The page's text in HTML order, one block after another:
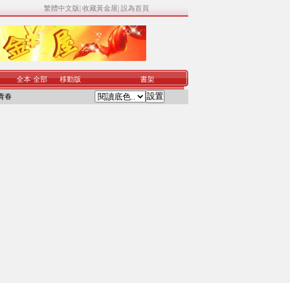
繁體中文版 收藏黃金屋 設為首頁
全本·全部 移動版 書架
春